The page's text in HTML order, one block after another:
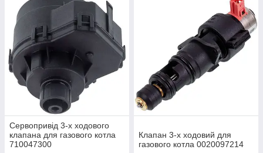
Сервопривід 3-х ходового
клапана для газового котла
710047300
Клапан 3-х ходовий для
газового котла 0020097214